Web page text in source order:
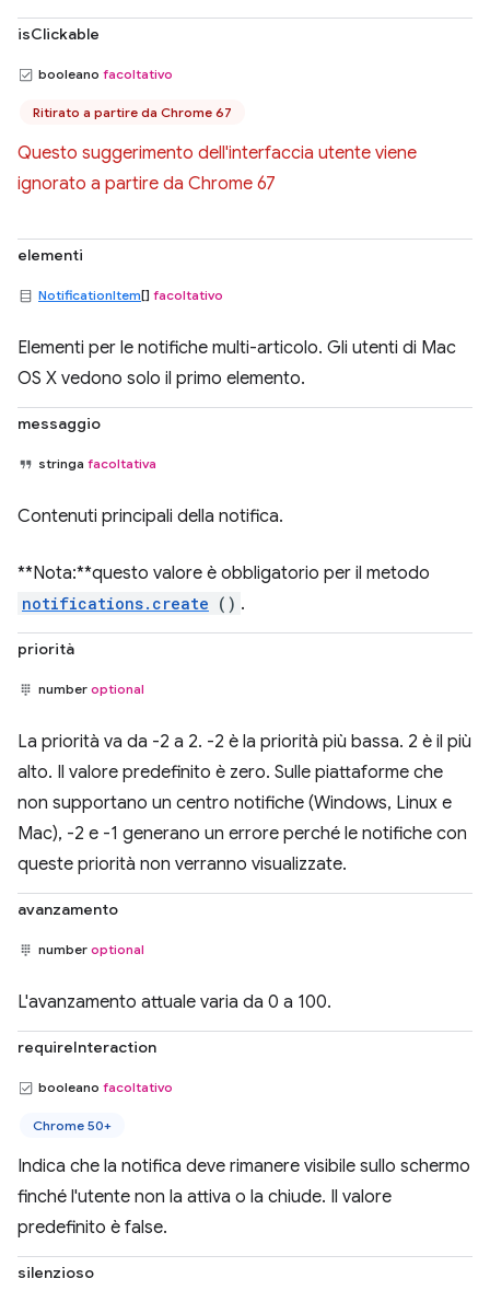
isClickable
booleano facoltativo
Ritirato a partire da Chrome 67
Questo suggerimento dell'interfaccia utente viene
ignorato a partire da Chrome 67
elementi
NotificationItem[] facoltativo
Elementi per le notifiche multi-articolo. Gli utenti di Mac
OS X vedono solo il primo elemento.
messaggio
stringa facoltativa
Contenuti principali della notifica.
**Nota:**questo valore è obbligatorio per il metodo
notifications.create () .
priorità
number optional
La priorità va da -2 a 2. -2 è la priorità più bassa. 2 è il più
alto. Il valore predefinito è zero. Sulle piattaforme che
non supportano un centro notifiche (Windows, Linux e
Mac), -2 e -1 generano un errore perché le notifiche con
queste priorità non verranno visualizzate.
avanzamento
number optional
L'avanzamento attuale varia da 0 a 100.
requireInteraction
booleano facoltativo
Chrome 50+
Indica che la notifica deve rimanere visibile sullo schermo
finché l'utente non la attiva o la chiude. Il valore
predefinito è false.
silenzioso